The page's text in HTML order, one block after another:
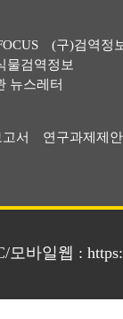
(구)검역정
물검역정보
뉴스레터
서 연구과제제
모바일웹 :